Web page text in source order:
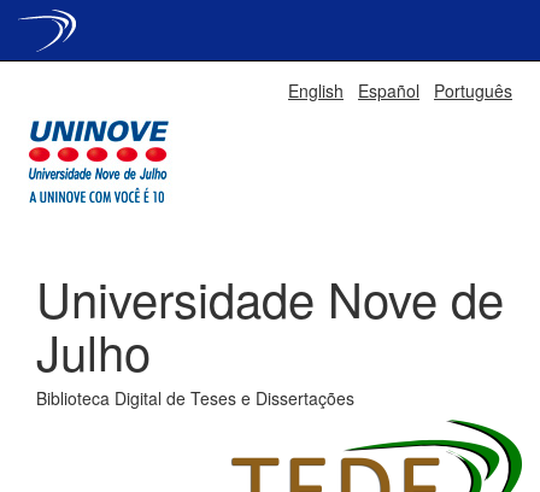
English Español Português
Universidade Nove de
Julho
Biblioteca Digital de Teses e Dissertações